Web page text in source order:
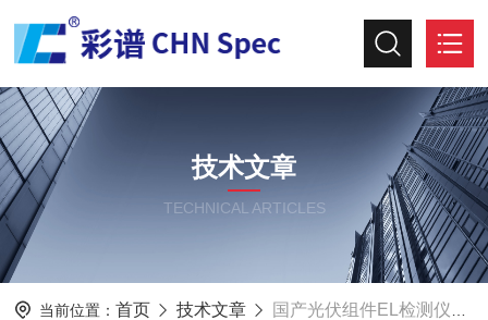
技术文章
TECHNICAL ARTICLES
当前位置： 首页 技术文章 国产光伏组件EL检测仪品牌TOP推荐与技术科普